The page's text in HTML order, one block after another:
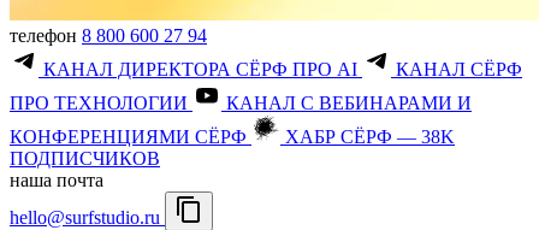
телефон 8 800 600 27 94
КАНАЛ ДИРЕКТОРА СЁРФ ПРО AI
КАНАЛ СЁРФ
ПРО ТЕХНОЛОГИИ
КАНАЛ С ВЕБИНАРАМИ И
КОНФЕРЕНЦИЯМИ СЁРФ
ХАБР СЁРФ — 38K
ПОДПИСЧИКОВ
наша почта
hello@surfstudio.ru